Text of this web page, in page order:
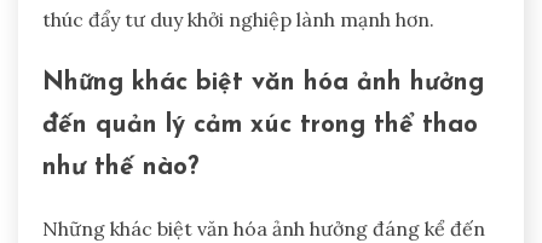
thúc đẩy tư duy khởi nghiệp lành mạnh hơn.
Những khác biệt văn hóa ảnh hưởng
đến quản lý cảm xúc trong thể thao
như thế nào?
Những khác biệt văn hóa ảnh hưởng đáng kể đến